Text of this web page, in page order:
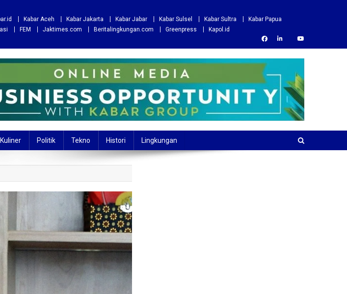
Kabar Aceh Kabar Jakarta Kabar Jabar Kabar Sulsel Kabar Sultra
Kabar Papua
FEM Jaktimes.com Beritalingkungan.com Greenpress Kapol.id
Kuliner Politik Tekno Histori Lingkungan